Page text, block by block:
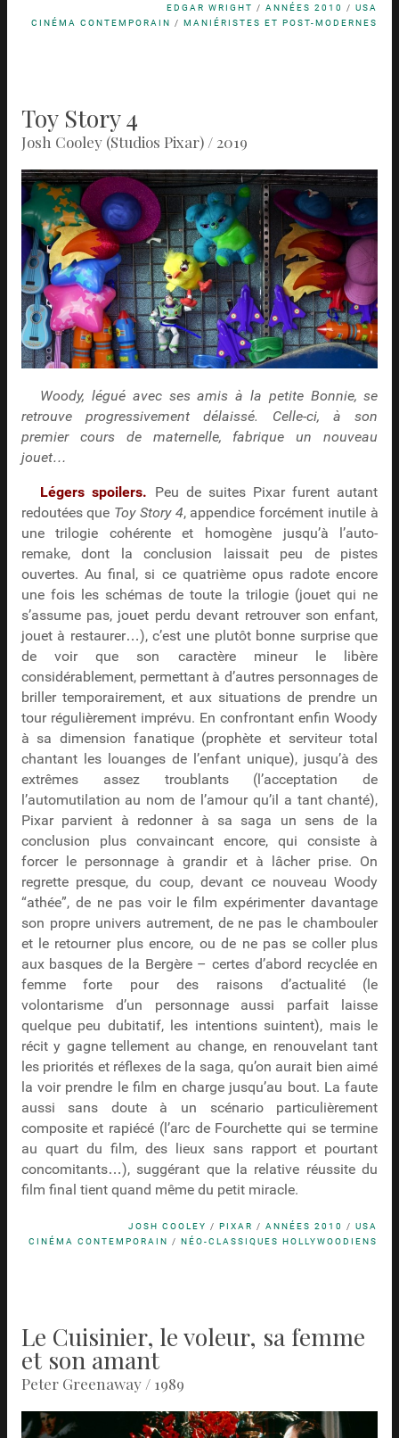
EDGAR WRIGHT /ANNÉES 2010 /USA
CINÉMA CONTEMPORAIN /MANIÉRISTES ET POST-MODERNES
Toy Story 4
Josh Cooley (Studios Pixar) / 2019
Woody, légué avec ses amis à la petite Bonnie, se
retrouve progressivement délaissé. Celle-ci, à son
premier cours de maternelle, fabrique un nouveau
jouet…
Légers spoilers. Peu de suites Pixar furent autant
redoutées que Toy Story 4, appendice forcément inutile à
une trilogie cohérente et homogène jusqu’à l’auto-
remake, dont la conclusion laissait peu de pistes
ouvertes. Au final, si ce quatrième opus radote encore
une fois les schémas de toute la trilogie (jouet qui ne
s’assume pas, jouet perdu devant retrouver son enfant,
jouet à restaurer…), c’est une plutôt bonne surprise que
de voir que son caractère mineur le libère
considérablement, permettant à d’autres personnages de
briller temporairement, et aux situations de prendre un
tour régulièrement imprévu. En confrontant enfin Woody
à sa dimension fanatique (prophète et serviteur total
chantant les louanges de l’enfant unique), jusqu’à des
extrêmes assez troublants (l’acceptation de
l’automutilation au nom de l’amour qu’il a tant chanté),
Pixar parvient à redonner à sa saga un sens de la
conclusion plus convaincant encore, qui consiste à
forcer le personnage à grandir et à lâcher prise. On
regrette presque, du coup, devant ce nouveau Woody
“athée”, de ne pas voir le film expérimenter davantage
son propre univers autrement, de ne pas le chambouler
et le retourner plus encore, ou de ne pas se coller plus
aux basques de la Bergère – certes d’abord recyclée en
femme forte pour des raisons d’actualité (le
volontarisme d’un personnage aussi parfait laisse
quelque peu dubitatif, les intentions suintent), mais le
récit y gagne tellement au change, en renouvelant tant
les priorités et réflexes de la saga, qu’on aurait bien aimé
la voir prendre le film en charge jusqu’au bout. La faute
aussi sans doute à un scénario particulièrement
composite et rapiécé (l’arc de Fourchette qui se termine
au quart du film, des lieux sans rapport et pourtant
concomitants…), suggérant que la relative réussite du
film final tient quand même du petit miracle.
JOSH COOLEY /PIXAR /ANNÉES 2010 /USA
CINÉMA CONTEMPORAIN /NÉO-CLASSIQUES HOLLYWOODIENS
Le Cuisinier, le voleur, sa femme
et son amant
Peter Greenaway / 1989